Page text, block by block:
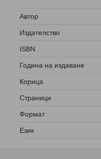
Автор
Издателство
ISBN
Година на издаване
Корица
Страници
Формат
Език